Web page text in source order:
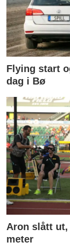
Flying start
dag i Bø
Aron slått
meter